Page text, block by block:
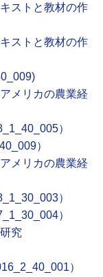
ストと教材の作
ストと教材の作
メリカの農業経
）
）
メリカの農業経
）
）
究
）